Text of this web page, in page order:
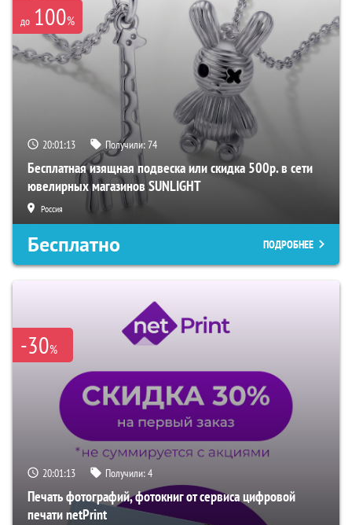
до 100%
20:01:12 Получили:74
Бесплатная изящная подвеска или скидка 500р. в сети
ювелирных магазинов SUNLIGHT
Россия
Бесплатно ПОДРОБНЕЕ
-30%
20:01:12 Получили:4
Печать фотографий, фотокниг от сервиса цифровой
печати netPrint